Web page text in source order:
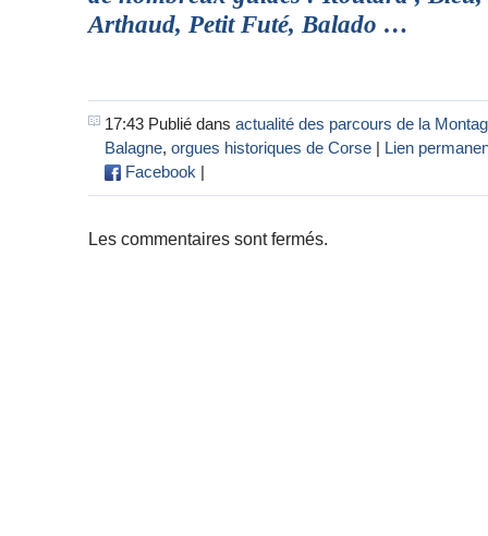
Arthaud, Petit Futé, Balado …
17:43 Publié dans actualité des parcours de la
Balagne, orgues historiques de Corse | Lien
Facebook |
Les commentaires sont fermés.